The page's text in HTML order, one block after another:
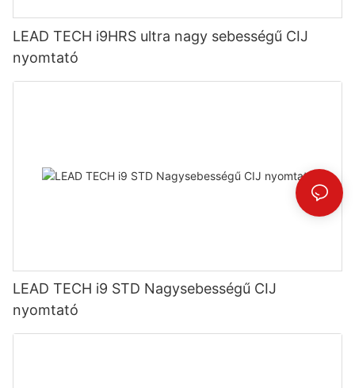
LEAD TECH i9HRS ultra nagy sebességű CIJ
nyomtató
LEAD TECH i9 STD Nagysebességű CIJ
nyomtató